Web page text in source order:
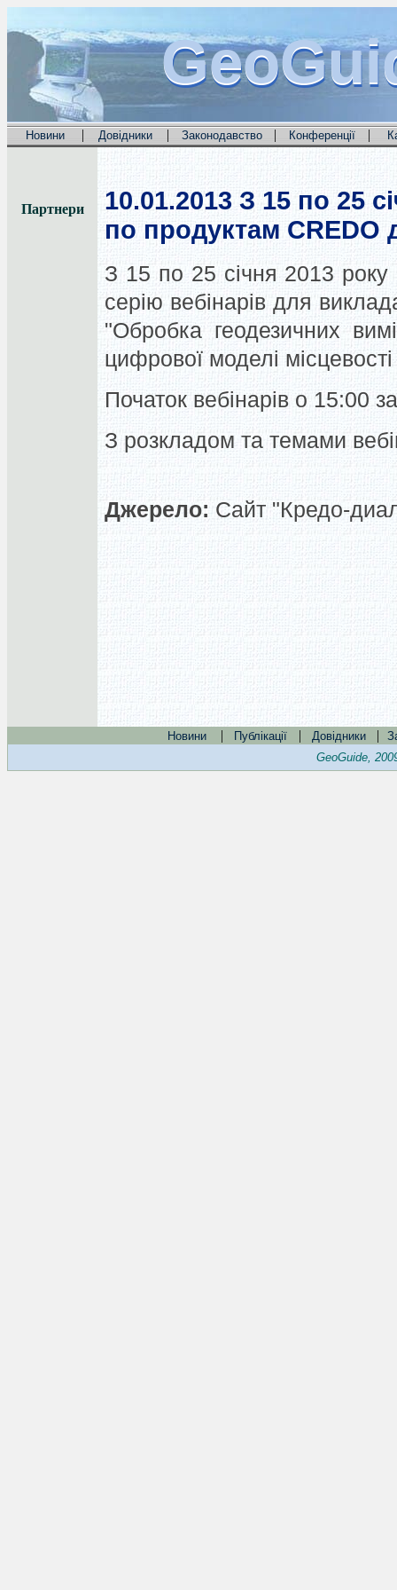
Новини | Довідники | Законодавство | Конференції |
Партнери 10.01.2013 З 15 по 25
по продуктам CREDO
З 15 по 25 січня 2013
серію вебінарів для
"Обробка геодезичних
цифрової моделі
Початок вебінарів о 15:00
З розкладом та темами
Джерело: Сайт "Кредо-
Новини | Публікації | Довідники |
GeoGuide,